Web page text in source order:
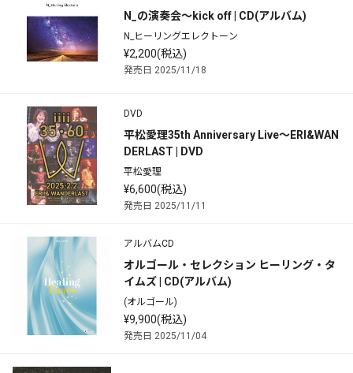
N_の演奏会～kick off | CD(アルバム)
N_ヒーリングエレクトーン
¥2,200(税込)
発売日 2025/11/18
DVD
平松愛理35th Anniversary Live～ERI&WAN
DERLAST | DVD
平松愛理
¥6,600(税込)
発売日 2025/11/11
アルバムCD
オルゴール・セレクション ヒーリング・タ
イムズ | CD(アルバム)
(オルゴール)
¥9,900(税込)
発売日 2025/11/04